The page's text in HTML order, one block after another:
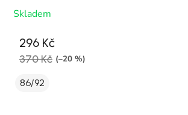
Skladem
296 Kč
370 Kč (–20 %)
86/92